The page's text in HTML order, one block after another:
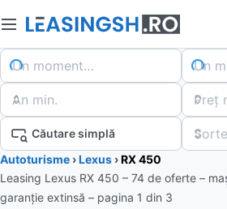
Un moment… Un
An min. Preț
Căutare simplă
Autoturisme ›Lexus ›RX 450
Leasing Lexus RX 450 – 74 de oferte –
garanție extinsă – pagina 1 din 3